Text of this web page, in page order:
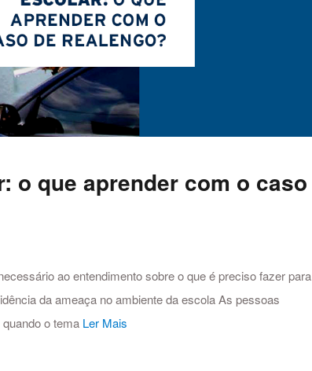
o que aprender com o caso
ao entendimento sobre o que é preciso fazer para
da ameaça no ambiente da escola As pessoas
o tema Ler Mais